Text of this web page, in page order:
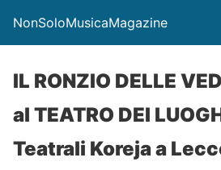
NonSoloMusicaMagazine
IL RONZIO DELLE
al TEATRO DEI
Teatrali Koreja a